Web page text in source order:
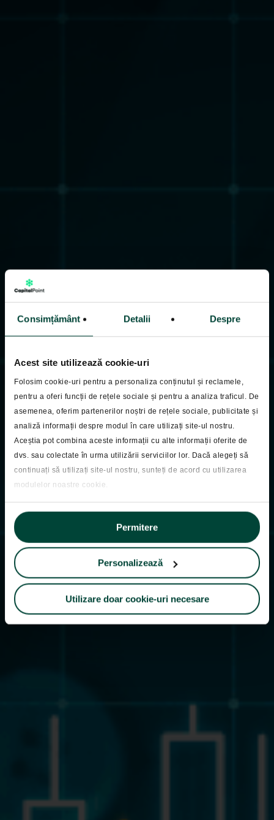
Consimțământ Detalii Despre
Acest site utilizează cookie-uri
Folosim cookie-uri pentru a personaliza conținutul și reclamele,
pentru a oferi funcții de rețele sociale și pentru a analiza traficul. De
asemenea, oferim partenerilor noștri de rețele sociale, publicitate și
analiză informații despre modul în care utilizați site-ul nostru.
Aceștia pot combina aceste informații cu alte informații oferite de
dvs. sau colectate în urma utilizării serviciilor lor. Dacă alegeți să
continuați să utilizați site-ul nostru, sunteți de acord cu utilizarea
modulelor noastre cookie.
Permitere
Personalizează
Utilizare doar cookie-uri necesare
Pastila Financiara
Pastila Financiara
21.11.2025